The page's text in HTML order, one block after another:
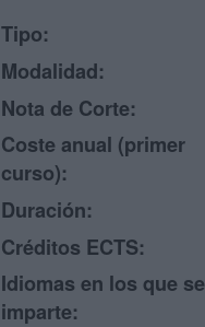
Tipo:
Modalidad:
Nota de Corte:
Coste anual (primer
curso):
Duración:
Créditos ECTS:
Idiomas en los que se
imparte: